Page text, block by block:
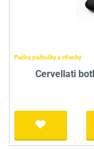
Pažby, pažbičky a střenky
Cervellati